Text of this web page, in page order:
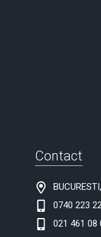
Contact
0740 223
021 461 08